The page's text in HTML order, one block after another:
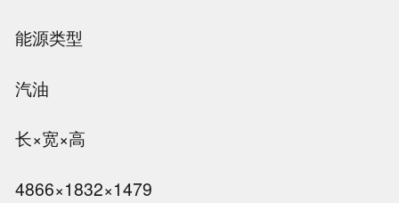
能源类型
汽油
长×宽×高
4866×1832×1479